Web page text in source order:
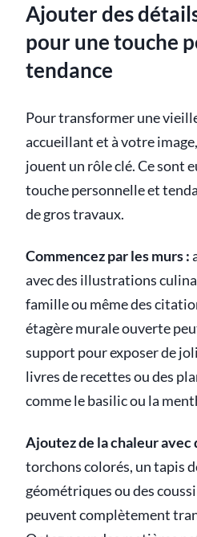
Ajouter des
pour une touche
tendance
Pour transformer une
accueillant et à votre
jouent un rôle clé. Ce sont
touche personnelle et
de gros travaux.
Commencez par les murs :
avec des illustrations
famille ou même des
étagère murale ouverte
support pour exposer de
livres de recettes ou des
comme le basilic ou la
Ajoutez de la chaleur avec
torchons colorés, un tapis
géométriques ou des
peuvent complètement